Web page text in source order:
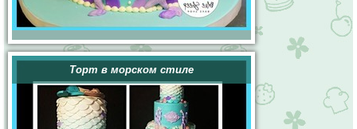
Торт в морском стиле